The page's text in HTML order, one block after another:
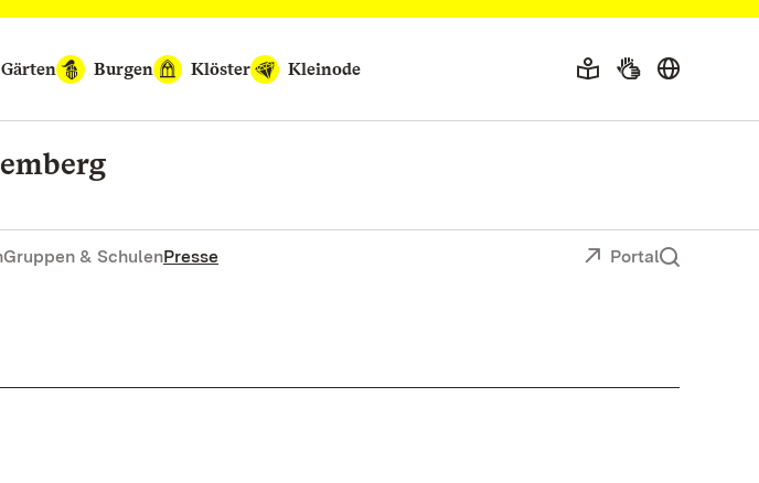
Gärten Burgen Klöster Kleinode
Gruppen & SchulenPresse Portal